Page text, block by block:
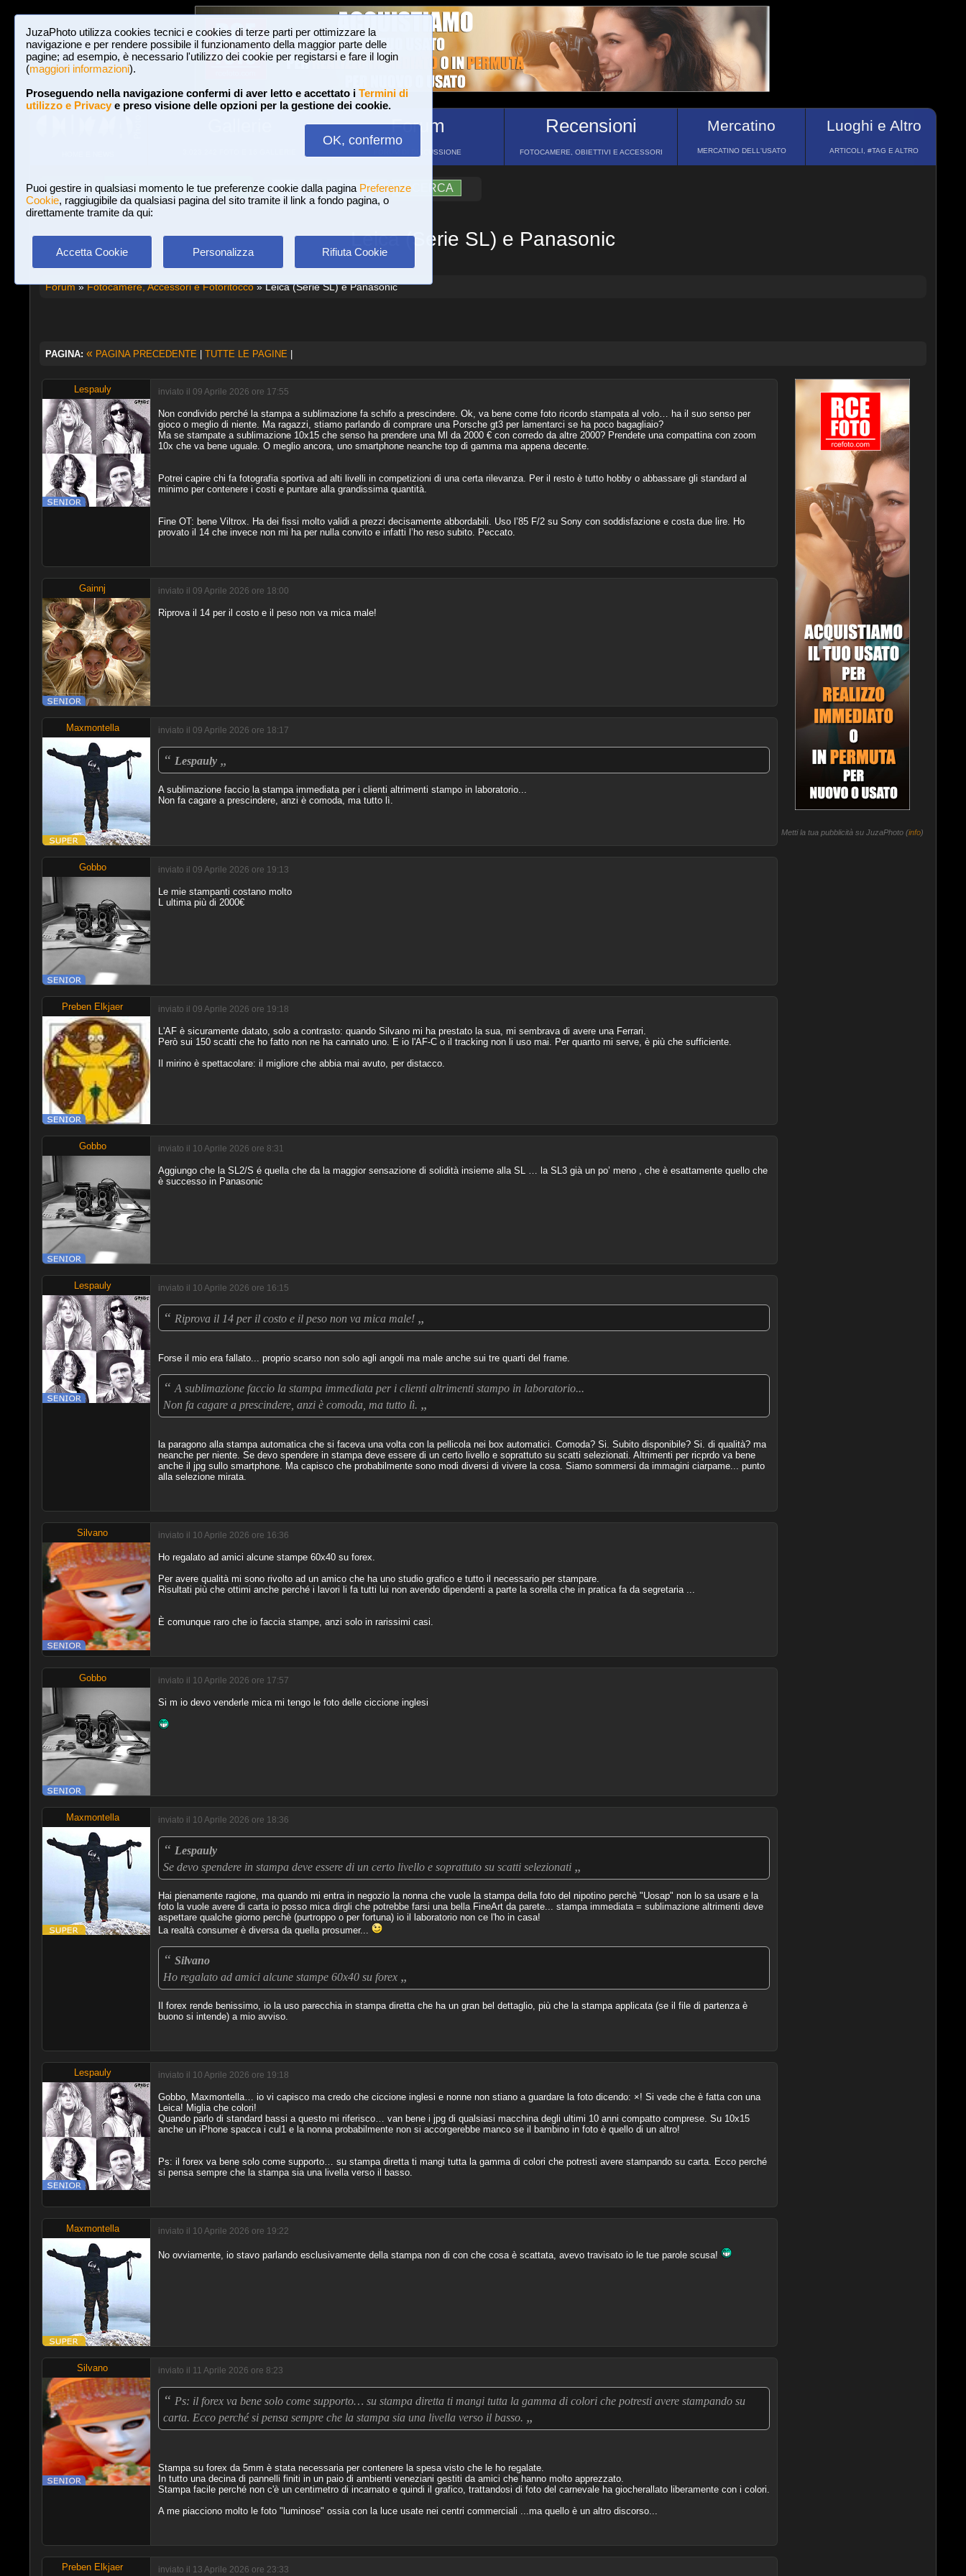
JuzaPhoto utilizza cookies tecnici e cookies di terze parti per ottimizzare la
navigazione e per rendere possibile il funzionamento della maggior parte delle
pagine; ad esempio, è necessario l'utilizzo dei cookie per registarsi e fare il login
(maggiori informazioni).
Proseguendo nella navigazione confermi di aver letto e accettato i Termini di
utilizzo e Privacye preso visione delle opzioni per la gestione dei cookie.
OK, confermo
Puoi gestire in qualsiasi momento le tue preferenze cookie dalla pagina Preferenze
Cookie, raggiugibile da qualsiasi pagina del sito tramite il link a fondo pagina, o
direttamente tramite da qui:
Accetta Cookie Personalizza Rifiuta Cookie
Forum
FORUM DI DISCUSSIONE
Recensioni
FOTOCAMERE, OBIETTIVI E ACCESSORI
Mercatino
MERCATINO DELL'USATO
Luoghi e Altro
ARTICOLI, #TAG E ALTRO
Login Iscriviti a JuzaPhoto! A A ?AIUTO RICERCA
Leica (Serie SL) e Panasonic
Forum»Fotocamere, Accessori e Fotoritocco» Leica (Serie SL) e Panasonic
PAGINA: « PAGINA PRECEDENTE | TUTTE LE PAGINE |
Lespauly inviato il 09 Aprile 2026 ore 17:55
Non condivido perché la stampa a sublimazione fa schifo a prescindere. Ok, va bene come foto ricordo stampata al volo… ha il suo senso per
gioco o meglio di niente. Ma ragazzi, stiamo parlando di comprare una Porsche gt3 per lamentarci se ha poco bagagliaio?
Ma se stampate a sublimazione 10x15 che senso ha prendere una Ml da 2000 € con corredo da altre 2000? Prendete una compattina con zoom
10x che va bene uguale. O meglio ancora, uno smartphone neanche top di gamma ma appena decente.
Potrei capire chi fa fotografia sportiva ad alti livelli in competizioni di una certa rilevanza. Per il resto è tutto hobby o abbassare gli standard al
minimo per contenere i costi e puntare alla grandissima quantità.
Fine OT: bene Viltrox. Ha dei fissi molto validi a prezzi decisamente abbordabili. Uso l’85 F/2 su Sony con soddisfazione e costa due lire. Ho
provato il 14 che invece non mi ha per nulla convito e infatti l’ho reso subito. Peccato.
Gainnj inviato il 09 Aprile 2026 ore 18:00
Riprova il 14 per il costo e il peso non va mica male!
Maxmontella inviato il 09 Aprile 2026 ore 18:17
“ Lespauly „
A sublimazione faccio la stampa immediata per i clienti altrimenti stampo in laboratorio...
Non fa cagare a prescindere, anzi è comoda, ma tutto lì.
Gobbo inviato il 09 Aprile 2026 ore 19:13
Le mie stampanti costano molto
L ultima più di 2000€
Preben Elkjaer inviato il 09 Aprile 2026 ore 19:18
L'AF è sicuramente datato, solo a contrasto: quando Silvano mi ha prestato la sua, mi sembrava di avere una Ferrari.
Però sui 150 scatti che ho fatto non ne ha cannato uno. E io l'AF-C o il tracking non li uso mai. Per quanto mi serve, è più che sufficiente.
Il mirino è spettacolare: il migliore che abbia mai avuto, per distacco.
Gobbo inviato il 10 Aprile 2026 ore 8:31
Aggiungo che la SL2/S é quella che da la maggior sensazione di solidità insieme alla SL … la SL3 già un po’ meno , che è esattamente quello che
è successo in Panasonic
Lespauly inviato il 10 Aprile 2026 ore 16:15
“ Riprova il 14 per il costo e il peso non va mica male! „
Forse il mio era fallato... proprio scarso non solo agli angoli ma male anche sui tre quarti del frame.
“ A sublimazione faccio la stampa immediata per i clienti altrimenti stampo in laboratorio...
Non fa cagare a prescindere, anzi è comoda, ma tutto lì. „
la paragono alla stampa automatica che si faceva una volta con la pellicola nei box automatici. Comoda? Si. Subito disponibile? Si. di qualità? ma
neanche per niente. Se devo spendere in stampa deve essere di un certo livello e soprattuto su scatti selezionati. Altrimenti per ricprdo va bene
anche il jpg sullo smartphone. Ma capisco che probabilmente sono modi diversi di vivere la cosa. Siamo sommersi da immagini ciarpame... punto
alla selezione mirata.
Silvano inviato il 10 Aprile 2026 ore 16:36
Ho regalato ad amici alcune stampe 60x40 su forex.
Per avere qualità mi sono rivolto ad un amico che ha uno studio grafico e tutto il necessario per stampare.
Risultati più che ottimi anche perché i lavori li fa tutti lui non avendo dipendenti a parte la sorella che in pratica fa da segretaria ...
È comunque raro che io faccia stampe, anzi solo in rarissimi casi.
Gobbo inviato il 10 Aprile 2026 ore 17:57
Si m io devo venderle mica mi tengo le foto delle ciccione inglesi
Maxmontella inviato il 10 Aprile 2026 ore 18:36
“ Lespauly
Se devo spendere in stampa deve essere di un certo livello e soprattuto su scatti selezionati „
Hai pienamente ragione, ma quando mi entra in negozio la nonna che vuole la stampa della foto del nipotino perchè "Uosap" non lo sa usare e la
foto la vuole avere di carta io posso mica dirgli che potrebbe farsi una bella FineArt da parete... stampa immediata = sublimazione altrimenti deve
aspettare qualche giorno perchè (purtroppo o per fortuna) io il laboratorio non ce l'ho in casa!
La realtà consumer è diversa da quella prosumer...
“ Silvano
Ho regalato ad amici alcune stampe 60x40 su forex „
Il forex rende benissimo, io la uso parecchia in stampa diretta che ha un gran bel dettaglio, più che la stampa applicata (se il file di partenza è
buono si intende) a mio avviso.
Lespauly inviato il 10 Aprile 2026 ore 19:18
Gobbo, Maxmontella… io vi capisco ma credo che ciccione inglesi e nonne non stiano a guardare la foto dicendo: ×! Si vede che è fatta con una
Leica! Miglia che colori!
Quando parlo di standard bassi a questo mi riferisco… van bene i jpg di qualsiasi macchina degli ultimi 10 anni compatto comprese. Su 10x15
anche un iPhone spacca i cul1 e la nonna probabilmente non si accorgerebbe manco se il bambino in foto è quello di un altro!
Ps: il forex va bene solo come supporto… su stampa diretta ti mangi tutta la gamma di colori che potresti avere stampando su carta. Ecco perché
si pensa sempre che la stampa sia una livella verso il basso.
Maxmontella inviato il 10 Aprile 2026 ore 19:22
No ovviamente, io stavo parlando esclusivamente della stampa non di con che cosa è scattata, avevo travisato io le tue parole scusa!
Silvano inviato il 11 Aprile 2026 ore 8:23
“ Ps: il forex va bene solo come supporto… su stampa diretta ti mangi tutta la gamma di colori che potresti avere stampando su
carta. Ecco perché si pensa sempre che la stampa sia una livella verso il basso. „
Stampa su forex da 5mm è stata necessaria per contenere la spesa visto che le ho regalate.
In tutto una decina di pannelli finiti in un paio di ambienti veneziani gestiti da amici che hanno molto apprezzato.
Stampa facile perché non c'è un centimetro di incarnato e quindi il grafico, trattandosi di foto del carnevale ha giocherallato liberamente con i colori.
A me piacciono molto le foto "luminose" ossia con la luce usate nei centri commerciali ...ma quello è un altro discorso...
Preben Elkjaer inviato il 13 Aprile 2026 ore 23:33
Metti la tua pubblicità su JuzaPhoto (info)